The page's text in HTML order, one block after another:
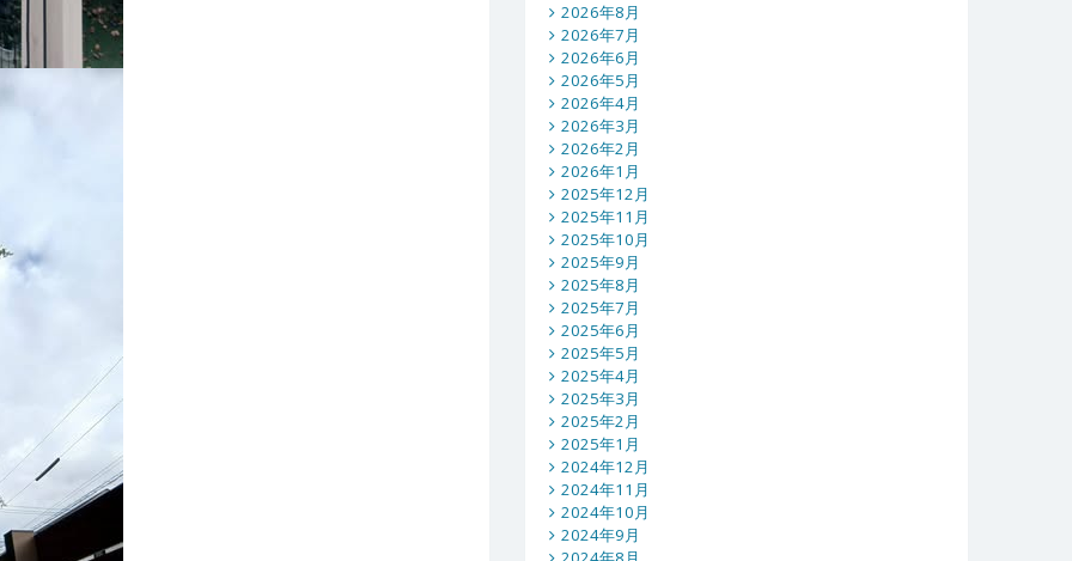
2026年8月
2026年7月
2026年6月
2026年5月
2026年4月
2026年3月
2026年2月
2026年1月
2025年12月
2025年11月
2025年10月
2025年9月
2025年8月
2025年7月
2025年6月
2025年5月
2025年4月
2025年3月
2025年2月
2025年1月
2024年12月
2024年11月
2024年10月
2024年9月